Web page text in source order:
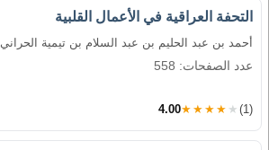
التحفة العراقية في الأعمال القلبية
أحمد بن عبد الحليم بن عبد السلام بن تيمية الحراني
عدد الصفحات: 558
4.00★★★★★ (1)